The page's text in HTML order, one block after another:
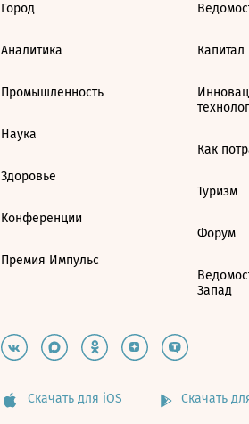
Город
Аналитика
Промышленность
Наука
Здоровье
Конференции
Премия Импульс
Капитал
Как
Туризм
Форум
Запад
Скачать для iOS Скачать